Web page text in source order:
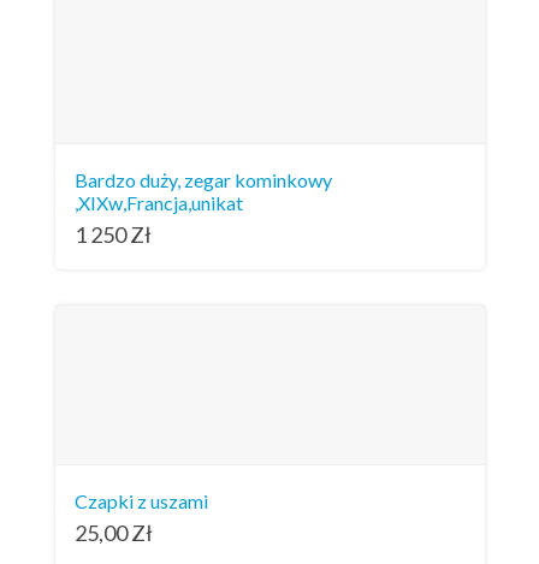
Bardzo duży, zegar kominkowy
,XIXw,Francja,unikat
1 250Zł
Czapki z uszami
25,00Zł